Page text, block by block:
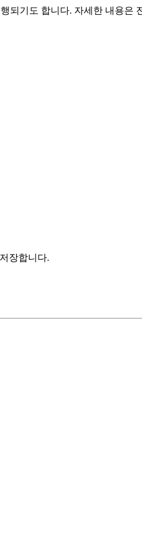
되기도 합니다. 자세한 내용은
장합니다.